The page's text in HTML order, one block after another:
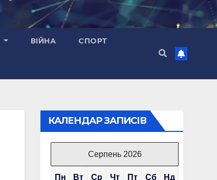
ВІЙНА СПОРТ
КАЛЕНДАР ЗАПИСІВ
Серпень 2026
Пн Вт Ср Чт Пт Сб Нд